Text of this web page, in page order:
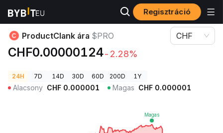
Regisztráció
Kriptovaluta árak ProductClank ára $PRO
ProductClank ára $PRO
CHF0.00000124-2.28%
CHF
24H 7D 14D 30D 60D 200D 1Y
Alacsony CHF 0.000001 Magas CHF 0.000001